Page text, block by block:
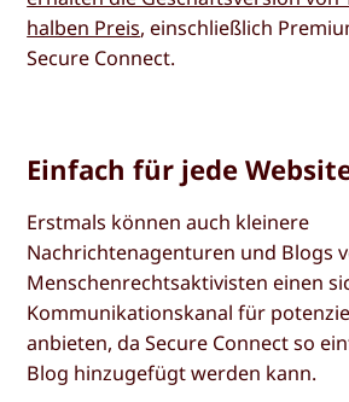
halben Preis, einschließlich
Secure Connect.
Einfach für jede
Erstmals können auch kleinere
Nachrichtenagenturen und Blogs
Menschenrechtsaktivisten einen
Kommunikationskanal für
anbieten, da Secure Connect so
Blog hinzugefügt werden kann.